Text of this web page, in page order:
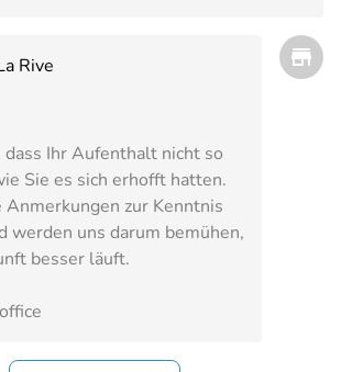
Rive
Ihr Aufenthalt nicht so
Sie es sich erhofft hatten.
zur Kenntnis
werden uns darum bemühen,
besser läuft.